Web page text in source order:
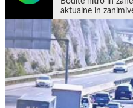
aktualne in